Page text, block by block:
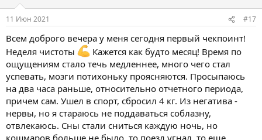
11 Июн 2021 #17
Всем доброго вечера у меня сегодня первый чекпоинт!
Неделя чистоты
Кажется как будто месяц! Время по
ощущениям стало течь медленнее, много чего стал
успевать, мозги потихоньку проясняются. Просыпаюсь
на два часа раньше, относительно отчетного периода,
причем сам. Ушел в спорт, сбросил 4 кг. Из негатива -
нервы, но я стараюсь не поддаваться соблазну,
отвлекаюсь. Сны стали сниться каждую ночь, но
кошмаров больше не было, то поезд угнал, то еще